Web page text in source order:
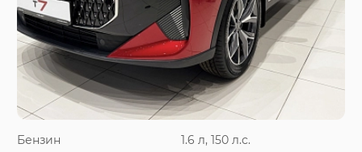
Бензин
1.6 л, 150 л.с.